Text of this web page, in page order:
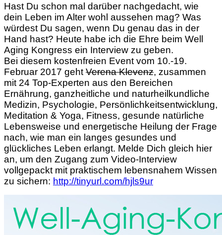
Hast Du schon mal darüber nachgedacht, wie
dein Leben im Alter wohl aussehen mag? Was
würdest Du sagen, wenn Du genau das in der
Hand hast? Heute habe ich die Ehre beim Well
Aging Kongress ein Interview zu geben.
Bei diesem kostenfreien Event vom 10.-19.
Februar 2017 geht Verena Klevenz, zusammen
mit 24 Top-Experten aus den Bereichen
Ernährung, ganzheitliche und naturheilkundliche
Medizin, Psychologie, Persönlichkeitsentwicklung,
Meditation & Yoga, Fitness, gesunde natürliche
Lebensweise und energetische Heilung der Frage
nach, wie man ein langes gesundes und
glückliches Leben erlangt. Melde Dich gleich hier
an, um den Zugang zum Video-Interview
vollgepackt mit praktischem lebensnahem Wissen
zu sichern: http://tinyurl.com/hjls9ur